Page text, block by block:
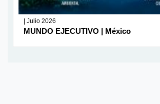
| Julio 2026
MUNDO EJECUTIVO | México